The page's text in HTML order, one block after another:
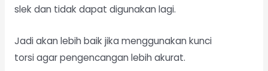
slek dan tidak dapat digunakan lagi.
Jadi akan lebih baik jika menggunakan kunci
torsi agar pengencangan lebih akurat.